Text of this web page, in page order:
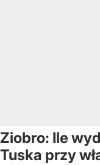
Ziobro: Ile
Tuska przy